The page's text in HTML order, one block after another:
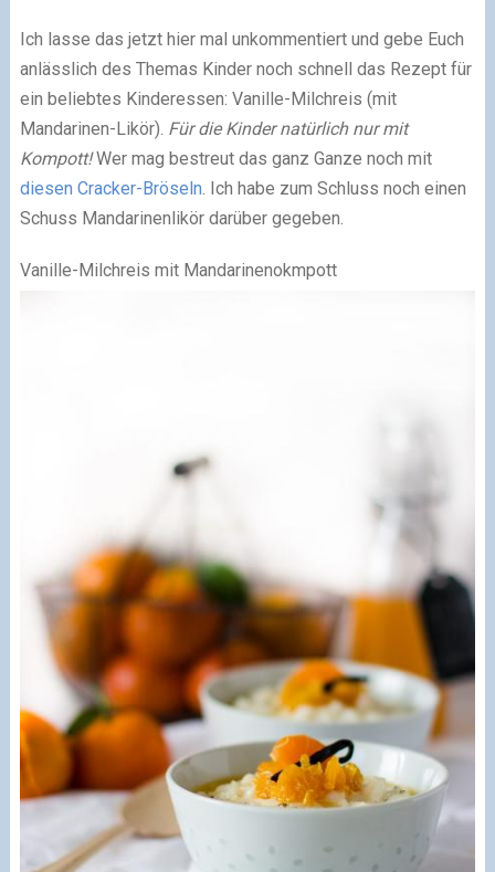
Ich lasse das jetzt hier mal unkommentiert und gebe Euch
anlässlich des Themas Kinder noch schnell das Rezept für
ein beliebtes Kinderessen: Vanille-Milchreis (mit
Mandarinen-Likör). Für die Kinder natürlich nur mit
Kompott!Wer mag bestreut das ganz Ganze noch mit
diesen Cracker-Bröseln. Ich habe zum Schluss noch einen
Schuss Mandarinenlikör darüber gegeben.
Vanille-Milchreis mit Mandarinenokmpott